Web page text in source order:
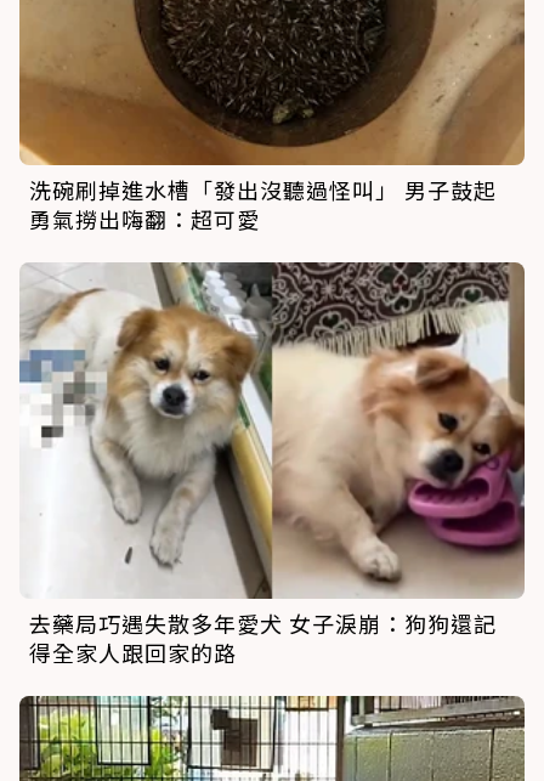
洗碗刷掉進水槽「發出沒聽過怪叫」 男子鼓起
勇氣撈出嗨翻：超可愛
去藥局巧遇失散多年愛犬 女子淚崩：狗狗還記
得全家人跟回家的路